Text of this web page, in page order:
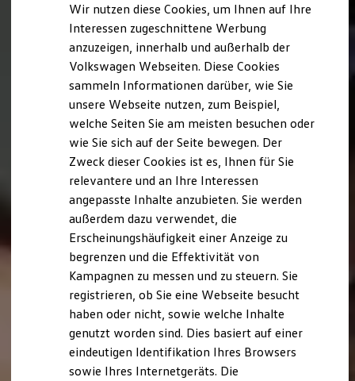
Laden unterwegs
Laden Zuhause
Ladestationen finden
Ladezeitensimulator
Batterie
Sicherheit
Nachhaltigkeit
Technologie
Kosten und Kauf
Kaufoptionen
E-Auto-Förderung
Software und Konnektivität
Die ID. Software 6
ID. Software Versionen und Updates
Digitale Extras
Schnittstellen zu Ihrem ID.
Hybridautos
Marke und Erlebnis
Volkswagen R und R Experience
R-Modelle
R Experience
Driving Experience
Volkswagen entdecken
Werkbesichtigung
Wir nutzen diese Cookies, um Ihnen auf Ihre
Interessen zugeschnittene Werbung
anzuzeigen, innerhalb und außerhalb der
Volkswagen Webseiten. Diese Cookies
sammeln Informationen darüber, wie Sie
unsere Webseite nutzen, zum Beispiel,
welche Seiten Sie am meisten besuchen oder
wie Sie sich auf der Seite bewegen. Der
Zweck dieser Cookies ist es, Ihnen für Sie
relevantere und an Ihre Interessen
angepasste Inhalte anzubieten. Sie werden
außerdem dazu verwendet, die
Erscheinungshäufigkeit einer Anzeige zu
begrenzen und die Effektivität von
Kampagnen zu messen und zu steuern. Sie
registrieren, ob Sie eine Webseite besucht
haben oder nicht, sowie welche Inhalte
genutzt worden sind. Dies basiert auf einer
eindeutigen Identifikation Ihres Browsers
sowie Ihres Internetgeräts. Die